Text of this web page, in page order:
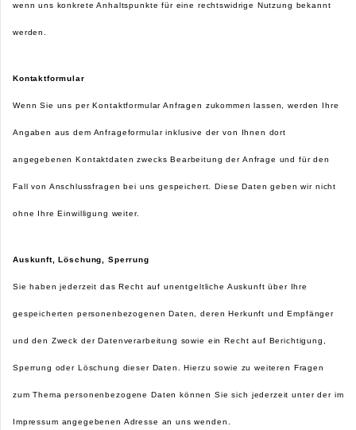
wenn uns konkrete Anhaltspunkte für eine rechtswidrige Nutzung bekannt
werden.
Kontaktformular
Wenn Sie uns per Kontaktformular Anfragen zukommen lassen, werden Ihre
Angaben aus dem Anfrageformular inklusive der von Ihnen dort
angegebenen Kontaktdaten zwecks Bearbeitung der Anfrage und für den
Fall von Anschlussfragen bei uns gespeichert. Diese Daten geben wir nicht
ohne Ihre Einwilligung weiter.
Auskunft, Löschung, Sperrung
Sie haben jederzeit das Recht auf unentgeltliche Auskunft über Ihre
gespeicherten personenbezogenen Daten, deren Herkunft und Empfänger
und den Zweck der Datenverarbeitung sowie ein Recht auf Berichtigung,
Sperrung oder Löschung dieser Daten. Hierzu sowie zu weiteren Fragen
zum Thema personenbezogene Daten können Sie sich jederzeit unter der im
Impressum angegebenen Adresse an uns wenden.